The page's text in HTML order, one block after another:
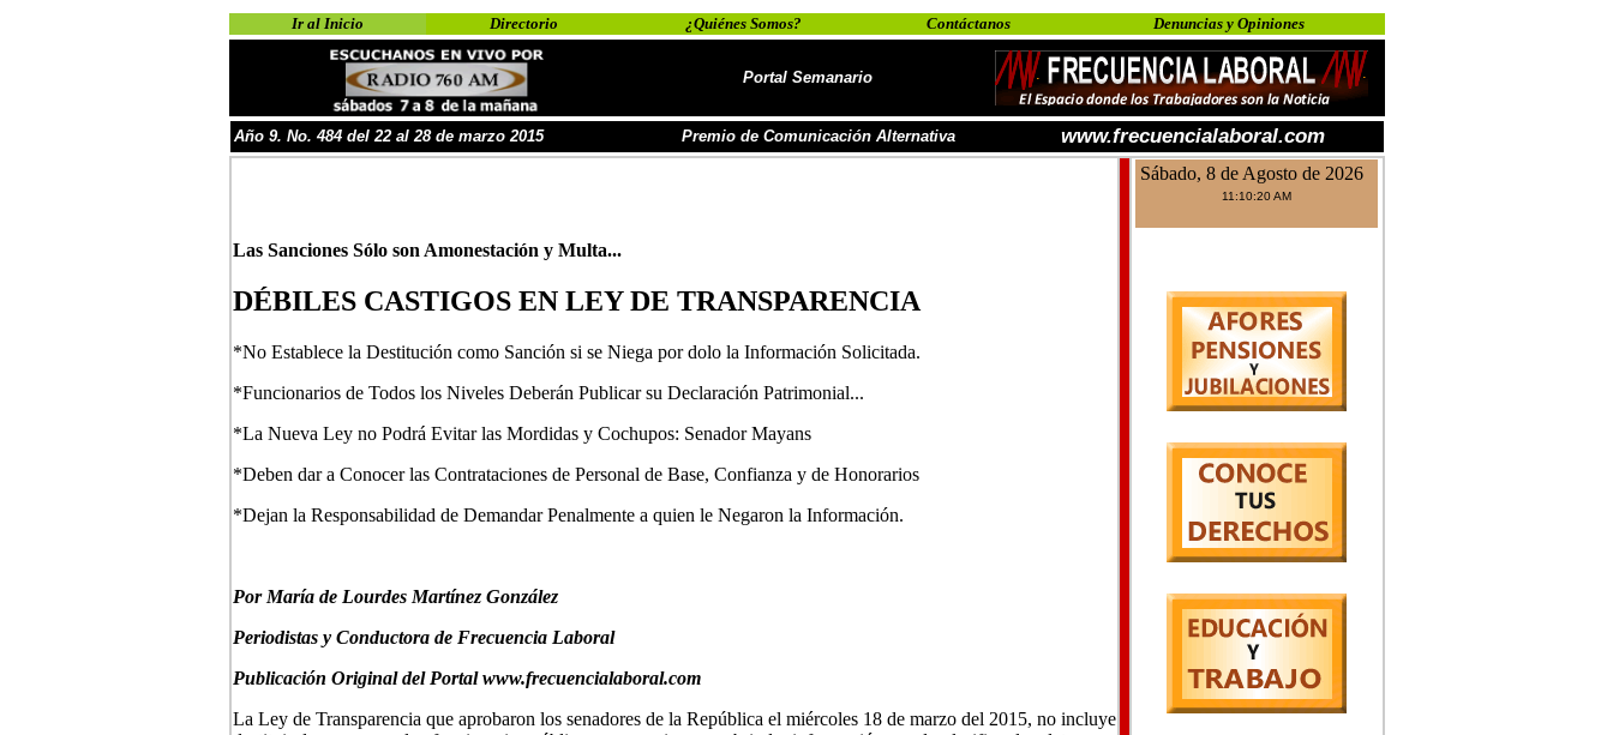
Ir al Inicio Directorio ¿Quiénes Somos? Contáctanos Denuncias y Opiniones
Portal Semanario
Año 9. No. 484 del 22 al 28 de marzo2015 Premio de Comunicación Alternativa www.frecuencialaboral.com
Las Sanciones Sólo son Amonestación y Multa...
DÉBILES CASTIGOS EN LEY DE TRANSPARENCIA
*No Establece la Destitución como Sanción si se Niega por dolo la Información Solicitada.
*Funcionarios de Todos los Niveles Deberán Publicar su Declaración Patrimonial...
*La Nueva Ley no Podrá Evitar las Mordidas y Cochupos: Senador Mayans
*Deben dar a Conocer las Contrataciones de Personal de Base, Confianza y de Honorarios
*Dejan la Responsabilidad de Demandar Penalmente a quien le Negaron la Información.
Por María de Lourdes Martínez González
Periodistas y Conductora de Frecuencia Laboral
Publicación Original del Portal www.frecuencialaboral.com
La Ley de Transparencia que aprobaron los senadores de la República el miércoles 18 de marzo del 2015, no incluye
Sábado, 8 de Agosto de 2026
11:10:20 AM